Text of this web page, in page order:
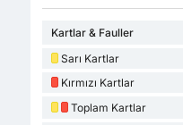
Kartlar & Fauller
Sarı Kartlar
Kırmızı Kartlar
Toplam Kartlar